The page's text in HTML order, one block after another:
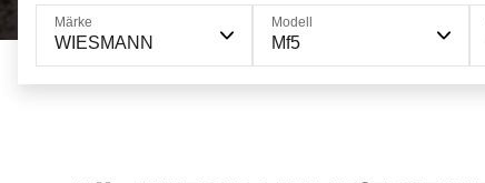
Märke
WIESMANN
Modell
Mf5